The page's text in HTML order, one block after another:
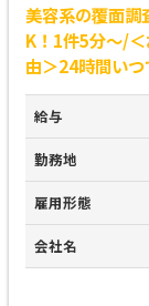
美容系の覆面
K！1件5分～/
由＞24時間い
給与
勤務地
雇用形態
会社名